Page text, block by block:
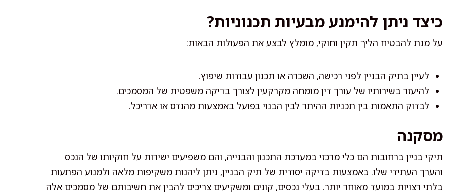
כיצד ניתן להימנע מבעיות תכנוניות?
על מנת להבטיח הליך תקין וחוקי, מומלץ לבצע את הפעולות הבאות:
לעיין בתיק הבניין לפני רכישה, השכרה או תכנון עבודות שיפוץ.
להיעזר בשירותיו של עורך דין מומחה מקרקעין לצורך בדיקה משפטית של המסמכים.
לבדוק התאמות בין תכניות ההיתר לבין הבנוי בפועל באמצעות מהנדס או אדריכל.
מסקנה
תיקי בניין ברחובות הם כלי מרכזי במערכת התכנון והבנייה, והם משפיעים ישירות על חוקיותו של הנכס
והערך העתידי שלו. באמצעות בדיקה יסודית של תיק הבניין, ניתן ליהנות משקיפות מלאה ולמנוע הפתעות
בלתי רצויות במועד מאוחר יותר. בעלי נכסים, קונים ומשקיעים צריכים להבין את חשיבותם של מסמכים אלה